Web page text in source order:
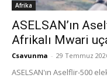
Afrika
ASELSAN’ın
Afrikalı Mwari
Csavunma - 29 Temmuz
ASELSAN'ın Aselflir-500